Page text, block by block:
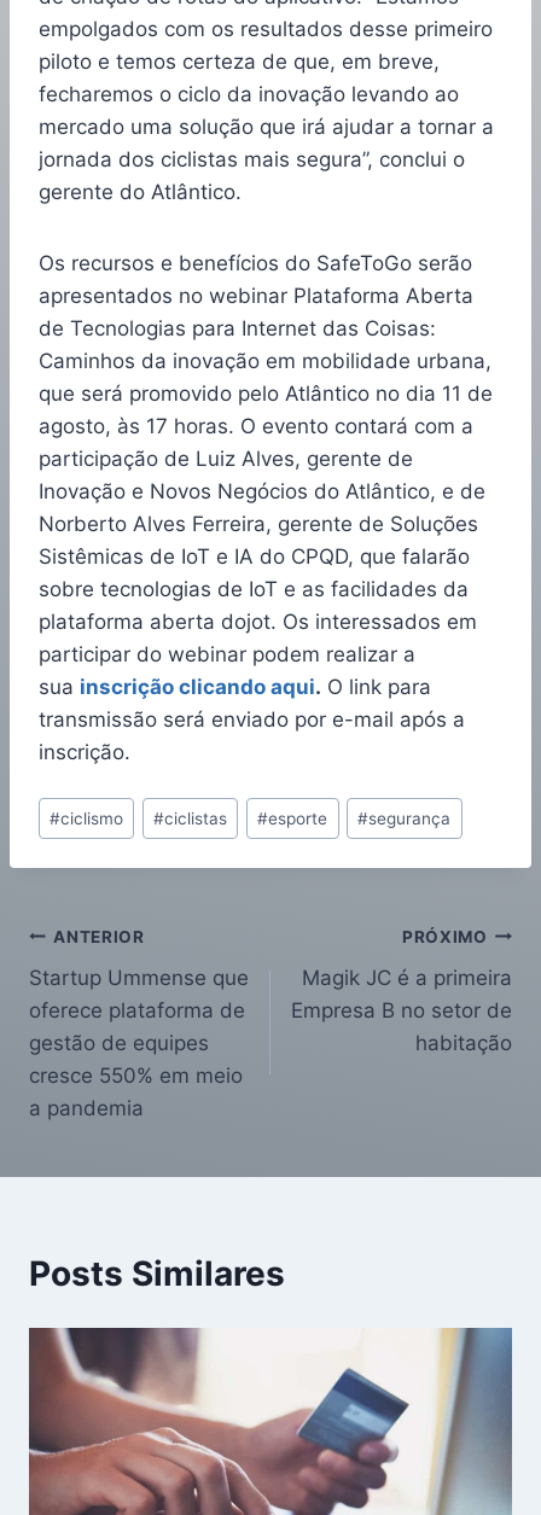
empolgados com os resultados desse primeiro
piloto e temos certeza de que, em breve,
fecharemos o ciclo da inovação levando ao
mercado uma solução que irá ajudar a tornar a
jornada dos ciclistas mais segura”, conclui o
gerente do Atlântico.
Os recursos e benefícios do SafeToGo serão
apresentados no webinar Plataforma Aberta
de Tecnologias para Internet das Coisas:
Caminhos da inovação em mobilidade urbana,
que será promovido pelo Atlântico no dia 11 de
agosto, às 17 horas. O evento contará com a
participação de Luiz Alves, gerente de
Inovação e Novos Negócios do Atlântico, e de
Norberto Alves Ferreira, gerente de Soluções
Sistêmicas de IoT e IA do CPQD, que falarão
sobre tecnologias de IoT e as facilidades da
plataforma aberta dojot. Os interessados em
participar do webinar podem realizar a
sua inscrição clicando aqui. O link para
transmissão será enviado por e-mail após a
inscrição.
#ciclismo #ciclistas #esporte #segurança
ANTERIOR
Startup Ummense que
oferece plataforma de
gestão de equipes
cresce 550% em meio
a pandemia
PRÓXIMO
Magik JC é a primeira
Empresa B no setor de
habitação
Posts Similares